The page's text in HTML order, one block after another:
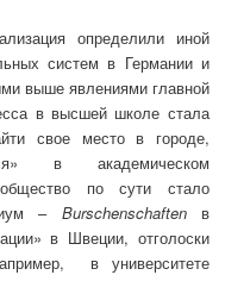
определили иной
систем в Германии и
выше явлениями главной
в высшей школе стала
свое место в городе,
в академическом
по сути стало
– Burschenschaftenв
в Швеции, отголоски
в университете